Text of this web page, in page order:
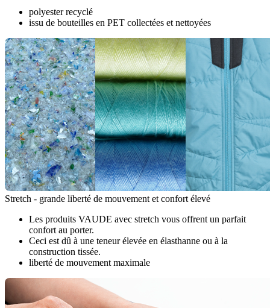
polyester recyclé
issu de bouteilles en PET collectées et nettoyées
Stretch - grande liberté de mouvement et confort élevé
Les produits VAUDE avec stretch vous offrent un parfait
confort au porter.
Ceci est dû à une teneur élevée en élasthanne ou à la
construction tissée.
liberté de mouvement maximale